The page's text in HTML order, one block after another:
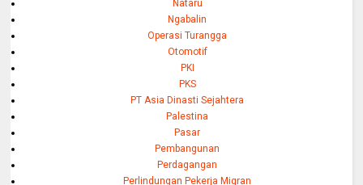
Nataru
Ngabalin
Operasi Turangga
Otomotif
PKI
PKS
PT Asia Dinasti Sejahtera
Palestina
Pasar
Pembangunan
Perdagangan
Perlindungan Pekerja Migran